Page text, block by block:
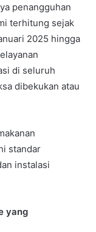
penangguhan
terhitung sejak
2025 hingga
di seluruh
dibekukan atau
standar
instalasi
yang